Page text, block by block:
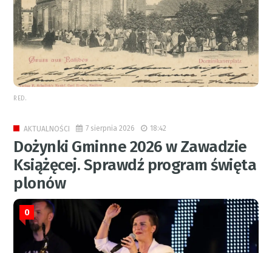
RED.
AKTUALNOŚCI 7 sierpnia 2026 18:42
Dożynki Gminne 2026 w Zawadzie
Książęcej. Sprawdź program święta
plonów
0